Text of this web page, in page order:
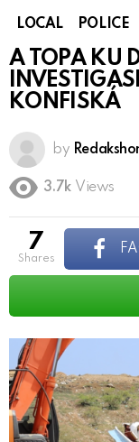
LOCAL POLICE
A TOPA KU
KONFISKÁ
by
3.7k Views
7
shares